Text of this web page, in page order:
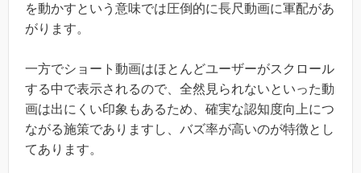
を動かすという意味では圧倒的に長尺動画に軍配があ
がります。
一方でショート動画はほとんどユーザーがスクロール
する中で表示されるので、全然見られないといった動
画は出にくい印象もあるため、確実な認知度向上につ
ながる施策でありますし、バズ率が高いのが特徴とし
てあります。